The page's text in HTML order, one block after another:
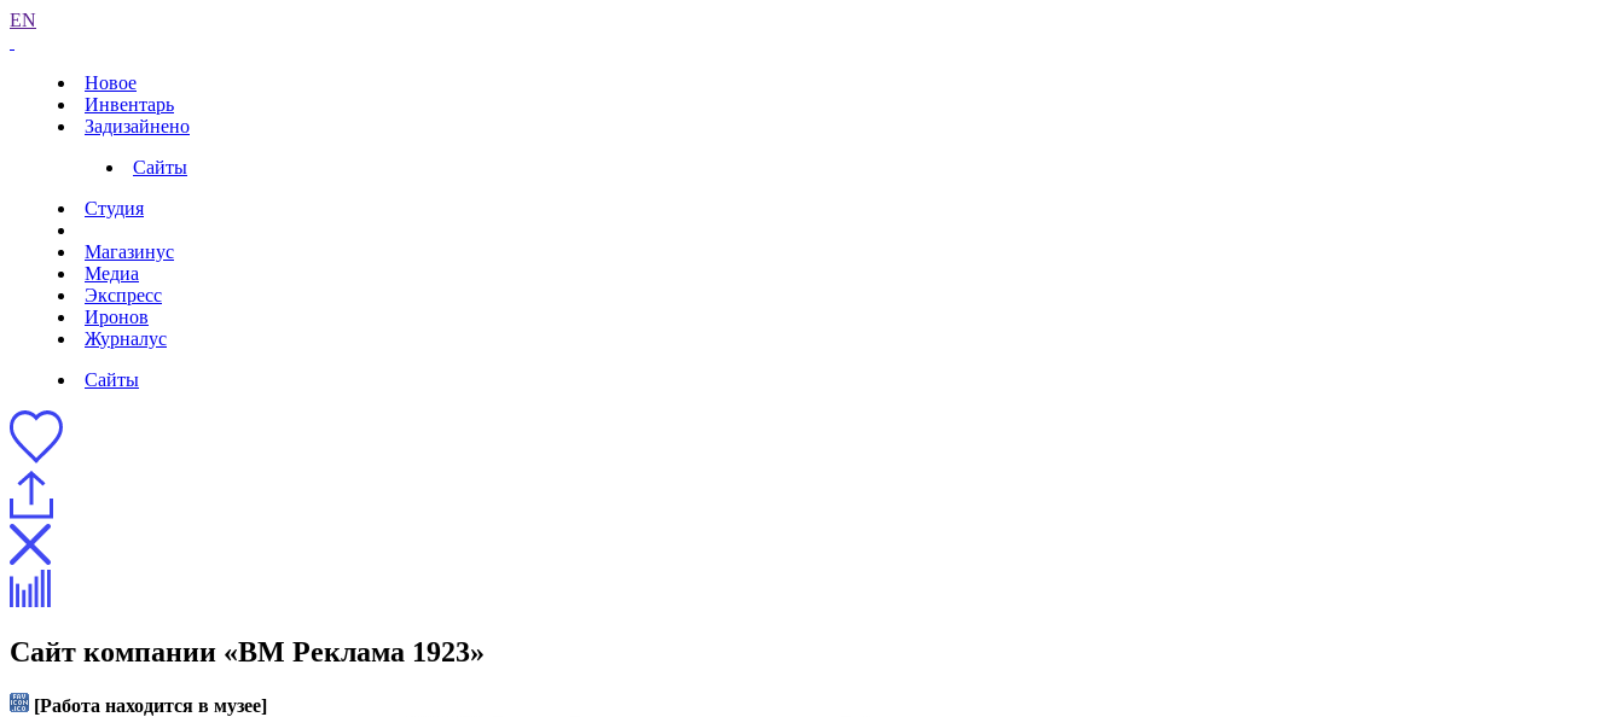
EN
Новое
Инвентарь
Задизайнено
Сайты
Студия
Магазинус
Медиа
Экспресс
Иронов
Журналус
Сайты
Сайт компании «ВМ Реклама 1923»
[Работа находится в музее]